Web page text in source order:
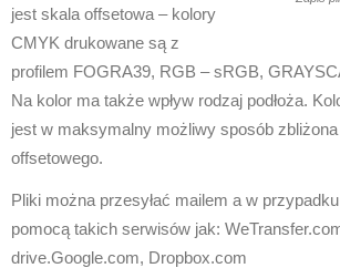
jest skala offsetowa – kolory
CMYK drukowane są z
profilem FOGRA39, RGB – sRGB,
Na kolor ma także wpływ rodzaj podłoża.
jest w maksymalny możliwy sposób
offsetowego.
Pliki można przesyłać mailem a w
pomocą takich serwisów jak:
drive.Google.com, Dropbox.com